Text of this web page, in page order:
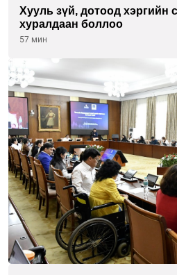
Хууль зүй, дотоод хэргийн
хуралдаан боллоо
57 мин